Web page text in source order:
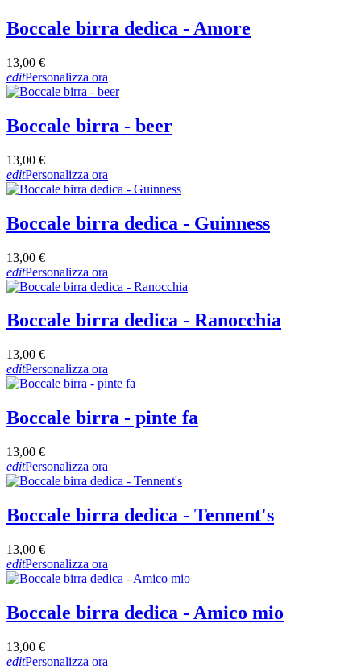
Boccale birra dedica - Amore
13,00 €
editPersonalizza ora
Boccale birra - beer
13,00 €
editPersonalizza ora
Boccale birra dedica - Guinness
13,00 €
editPersonalizza ora
Boccale birra dedica - Ranocchia
13,00 €
editPersonalizza ora
Boccale birra - pinte fa
13,00 €
editPersonalizza ora
Boccale birra dedica - Tennent's
13,00 €
editPersonalizza ora
Boccale birra dedica - Amico mio
13,00 €
editPersonalizza ora